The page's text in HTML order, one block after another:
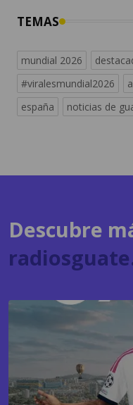
TEMAS
mundial 2026
#viralesmundial2026
españa
noticias de
Descubre